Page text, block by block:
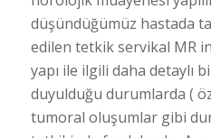
düşündüğümüz hastada
edilen tetkik servikal MR
yapı ile ilgili daha detaylı
duyulduğu durumlarda (
tumoral oluşumlar gibi